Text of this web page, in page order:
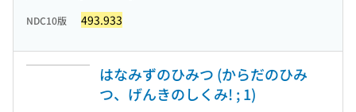
NDC10版 493.933
はなみずのひみつ (からだのひみ
つ、げんきのしくみ! ; 1)